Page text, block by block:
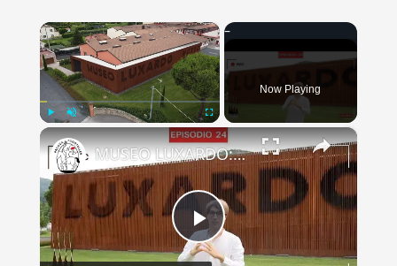
×
Fullscreen
Now Playing
×
Play
MUSEO LUXARDO: Un Viaggio nel Tempo e nel Gusto